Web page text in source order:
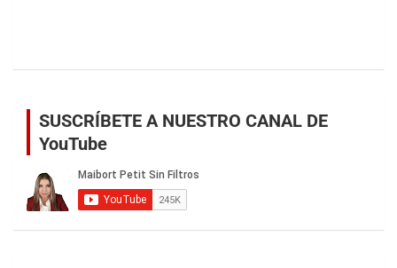
SUSCRÍBETE A NUESTRO CANAL DE
YouTube